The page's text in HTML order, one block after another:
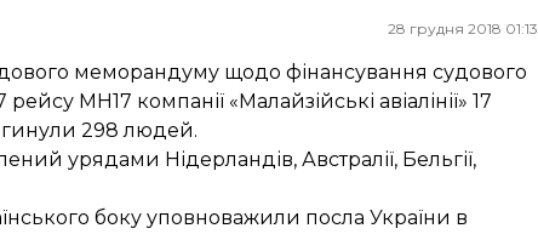
28 грудня 2018 01:13
меморандуму щодо фінансування судового
МН17 компанії «Малайзійські авіалінії» 17
298 людей.
урядами Нідерландів, Австралії, Бельгії,
боку уповноважили посла України в